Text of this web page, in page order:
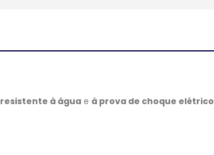
resistente à água e à prova de choque elétrico